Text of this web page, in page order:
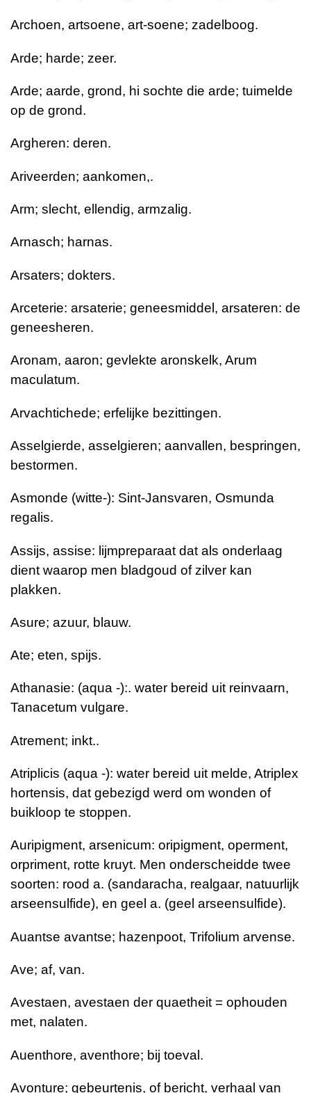
Archoen, artsoene, art-soene; zadelboog.
Arde; harde; zeer.
Arde; aarde, grond, hi sochte die arde; tuimelde
op de grond.
Argheren: deren.
Ariveerden; aankomen,.
Arm; slecht, ellendig, armzalig.
Arnasch; harnas.
Arsaters; dokters.
Arceterie: arsaterie; geneesmiddel, arsateren: de
geneesheren.
Aronam, aaron; gevlekte aronskelk, Arum
maculatum.
Arvachtichede; erfelijke bezittingen.
Asselgierde, asselgieren; aanvallen, bespringen,
bestormen.
Asmonde (witte-): Sint-Jansvaren, Osmunda
regalis.
Assijs, assise: lijmpreparaat dat als onderlaag
dient waarop men bladgoud of zilver kan
plakken.
Asure; azuur, blauw.
Ate; eten, spijs.
Athanasie: (aqua -):. water bereid uit reinvaarn,
Tanacetum vulgare.
Atrement; inkt..
Atriplicis (aqua -): water bereid uit melde, Atriplex
hortensis, dat gebezigd werd om wonden of
buikloop te stoppen.
Auripigment, arsenicum: oripigment, operment,
orpriment, rotte kruyt. Men onderscheidde twee
soorten: rood a. (sandaracha, realgaar, natuurlijk
arseensulfide), en geel a. (geel arseensulfide).
Auantse avantse; hazenpoot, Trifolium arvense.
Ave; af, van.
Avestaen, avestaen der quaetheit = ophouden
met, nalaten.
Auenthore, aventhore; bij toeval.
Avonture; gebeurtenis, of bericht, verhaal van